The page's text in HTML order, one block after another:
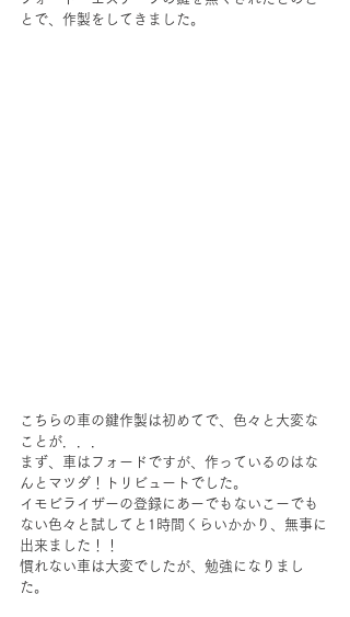
とで、作製をしてきました。
こちらの車の鍵作製は初めてで、色々と大変な
ことが．．．
まず、車はフォードですが、作っているのはな
んとマツダ！トリビュートでした。
イモビライザーの登録にあーでもないこーでも
ない色々と試してと1時間くらいかかり、無事に
出来ました！！
慣れない車は大変でしたが、勉強になりまし
た。